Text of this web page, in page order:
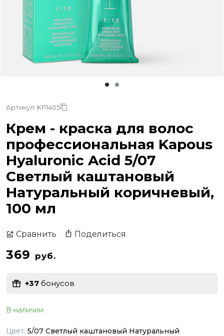
Артикул: KP1405
Крем - краска для волос
профессиональная Kapous
Hyaluronic Acid 5/07
Светлый каштановый
Натуральный коричневый,
100 мл
Сравнить Поделиться
369 руб.
+37 бонусов
В наличии
Цвет: 5/07 Светлый каштановый Натуральный